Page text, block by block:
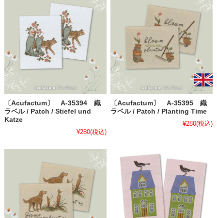
〔Acufactum〕 A-35394 織
ラベル / Patch / Stiefel und
Katze
¥280(税込)
〔Acufactum〕 A-35395 織
ラベル / Patch / Planting Time
¥280(税込)